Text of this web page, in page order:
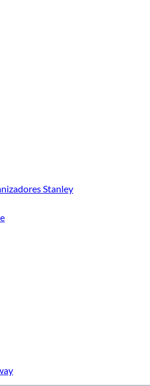
de decoración, estamos aquí para hacer
todo lo que tenemos para ofrecerte en
de Insecticidas en Sodimac
de calidad para tus proyectos y
descubre todo lo que tenemos para
de Insecticidas en Sodimac.
proyectos de renovación y decoración.
Stanley